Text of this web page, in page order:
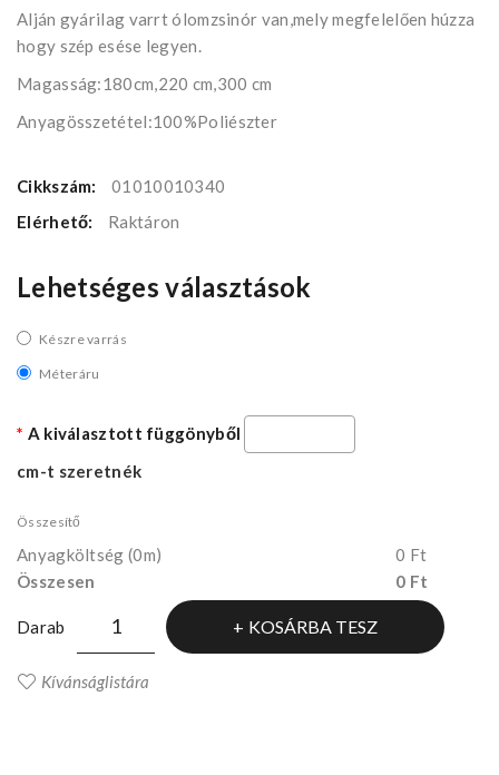
Alján gyárilag varrt ólomzsinór van,mely megfelelően húzza
hogy szép esése legyen.
Magasság:180cm,220 cm,300 cm
Anyagösszetétel:100%Poliészter
Cikkszám:
01010010340
Elérhető:
Raktáron
Lehetséges választások
Készre varrás
Méteráru
A kiválasztott függönyből
cm-t szeretnék
Összesítő
Anyagköltség (0m)
0 Ft
Összesen
0 Ft
Darab KOSÁRBA TESZ
Kívánságlistára